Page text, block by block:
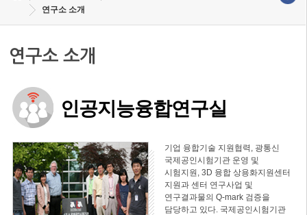
연구소 소개
연구소 소개
인공지능융합연구실
기업 융합기술 지원협력, 광통신
국제공인시험기관 운영 및
시험지원, 3D 융합 상용화지원센터
지원과 센터 연구사업 및
연구결과물의 Q-mark 검증을
담당하고 있다. 국제공인시험기관